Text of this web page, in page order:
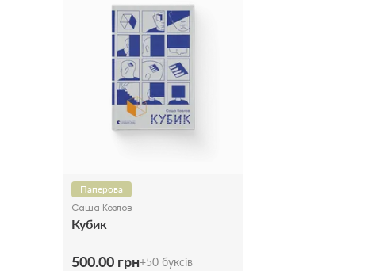
Паперова
Саша Козлов
Кубик
500.00 грн+50 буксів